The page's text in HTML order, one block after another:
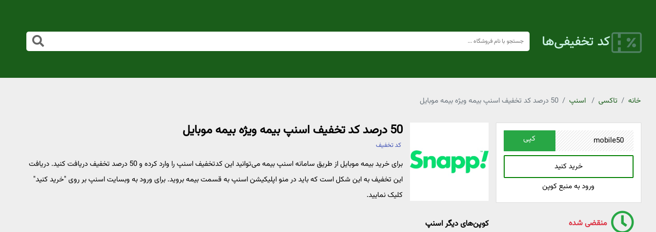
خانه تاکسی اسنپ 50 درصد کد تخفیف اسنپ بیمه ویژه بیمه موبایل
کپی
خرید کنید
ورود به منبع کوپن
منقضی شده
50 درصد کد تخفیف اسنپ بیمه ویژه بیمه موبایل
کد تخفیف
برای خرید بیمه موبایل از طریق سامانه اسنپ بیمه می‌توانید این کدتخفیف اسنپ را وارد کرده و 50 درصد تخفیف دریافت کنید. دریافت
این تخفیف به این شکل است که باید در منو اپلیکیشن اسنپ به قسمت بیمه بروید. برای ورود به وبسایت اسنپ بر روی "خرید کنید"
کلیک نمایید.
کوپن‌های دیگر اسنپ